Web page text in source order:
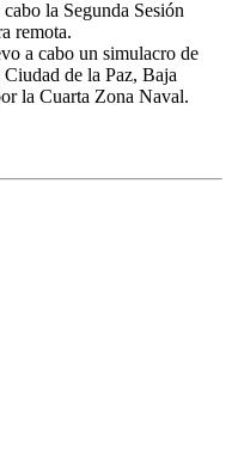
la Segunda Sesión
remota.
a cabo un simulacro de
de la Paz, Baja
la Cuarta Zona Naval.